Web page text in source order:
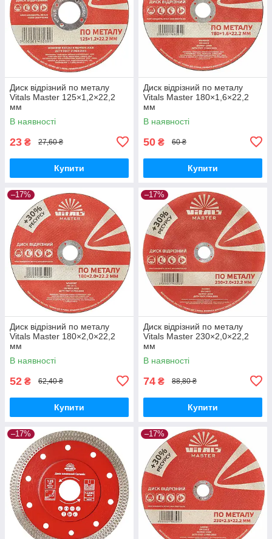
Диск відрізний по металу
Vitals Master 125×1,2×22,2
мм
В наявності
23 ₴ 27,60 ₴
Купити
Диск відрізний по металу
Vitals Master 180×1,6×22,2
мм
В наявності
50 ₴ 60 ₴
Купити
–17%
Диск відрізний по металу
Vitals Master 180×2,0×22,2
мм
В наявності
52 ₴ 62,40 ₴
Купити
–17%
Диск відрізний по металу
Vitals Master 230×2,0×22,2
мм
В наявності
74 ₴ 88,80 ₴
Купити
–17% –17%